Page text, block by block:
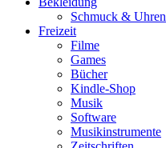
Schmuck & Uhren
Freizeit
Filme
Games
Bücher
Kindle-Shop
Musik
Software
Musikinstrumente